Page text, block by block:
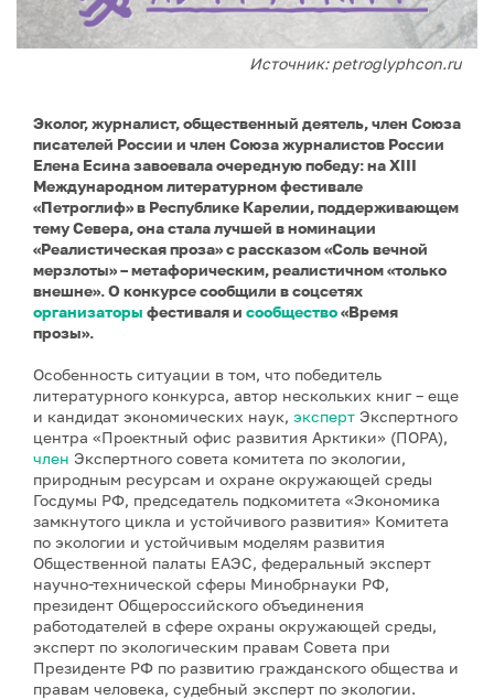
Источник: petroglyphcon.ru
Эколог, журналист, общественный деятель, член Союза
писателей России и член Союза журналистов России
Елена Есина завоевала очередную победу: на XIII
Международном литературном фестивале
«Петроглиф» в Республике Карелии, поддерживающем
тему Севера, она стала лучшей в номинации
«Реалистическая проза» с рассказом «Соль вечной
мерзлоты» – метафорическим, реалистичном «только
внешне». О конкурсе сообщили в соцсетях
организаторы фестиваля и сообщество«Время
прозы».
Особенность ситуации в том, что победитель
литературного конкурса, автор нескольких книг – еще
и кандидат экономических наук, эксперт Экспертного
центра «Проектный офис развития Арктики» (ПОРА),
член Экспертного совета комитета по экологии,
природным ресурсам и охране окружающей среды
Госдумы РФ, председатель подкомитета «Экономика
замкнутого цикла и устойчивого развития» Комитета
по экологии и устойчивым моделям развития
Общественной палаты ЕАЭС, федеральный эксперт
научно-технической сферы Минобрнауки РФ,
президент Общероссийского объединения
работодателей в сфере охраны окружающей среды,
эксперт по экологическим правам Совета при
Президенте РФ по развитию гражданского общества и
правам человека, судебный эксперт по экологии.